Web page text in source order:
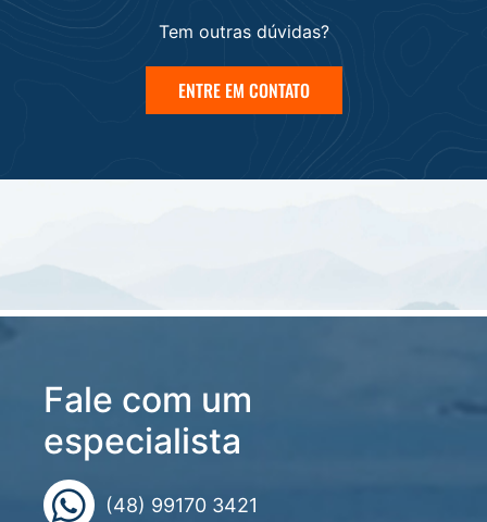
Tem outras dúvidas?
ENTRE EM CONTATO
Fale com um
especialista
(48) 99170 3421